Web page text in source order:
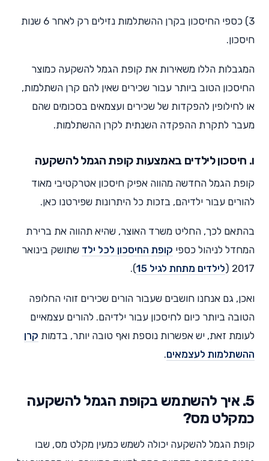
3) כספי החיסכון בקרן ההשתלמות נזילים רק לאחר 6 שנות
חיסכון.
המגבלות הללו משאירות את קופת הגמל להשקעה כמוצר
החיסכון הטוב ביותר עבור שכירים שאין להם קרן השתלמות,
או לחילופין להפקדות של שכירים ועצמאים בסכומים שהם
מעבר לתקרת ההפקדה השנתית לקרן ההשתלמות.
ו. חיסכון לילדים באמצעות קופת הגמל להשקעה
קופת הגמל החדשה מהווה אפיק חיסכון אטרקטיבי מאוד
להורים עבור ילדיהם, בזכות כל היתרונות שפירטנו כאן.
בהתאם לכך, החליט משרד האוצר, שהיא תהווה את ברירת
המחדל לניהול כספי קופת החיסכון לכל ילד שתושק בינואר
2017 (
לילדים מתחת לגיל 15 ).
ואכן, גם אנחנו חושבים שעבור הורים שכירים זוהי החלופה
הטובה ביותר כיום לחיסכון עבור ילדיהם. להורים עצמאיים
לעומת זאת, יש אפשרות נוספת ואף טובה יותר, בדמות קרן
ההשתלמות לעצמאים.
5. איך להשתמש בקופת הגמל להשקעה
כמקלט מס?
קופת הגמל להשקעה יכולה לשמש כמעין מקלט מס, שבו